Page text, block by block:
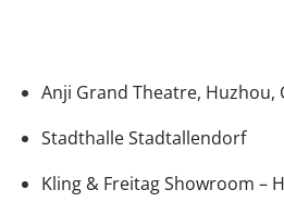
Anji Grand Theatre, Huzhou,
Stadthalle Stadtallendorf
Kling & Freitag Showroom –